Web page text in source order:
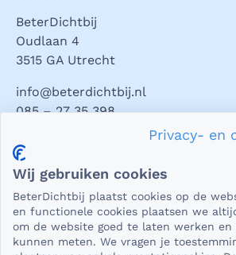
BeterDichtbij
Oudlaan 4
3515 GA Utrecht
info@beterdichtbij.nl
085 – 27 35 398
Privacy en veiligheid
essentieel dat die beveiligd worden
die gegevens niet in verkeerde handen
op rekenen bij BeterDichtbij.
Privacy- en
Wij gebruiken cookies
BeterDichtbij plaatst cookies op de
en functionele cookies plaatsen we
om de website goed te laten werken
kunnen meten. We vragen je